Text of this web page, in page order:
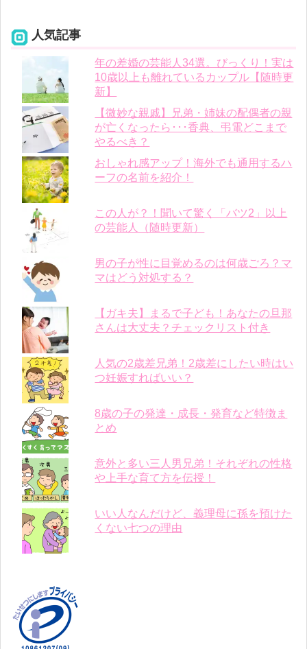
人気記事
年の差婚の芸能人34選。びっくり！実は
10歳以上も離れているカップル【随時更
新】
【微妙な親戚】兄弟・姉妹の配偶者の親
が亡くなったら･･･香典、弔電どこまで
やるべき？
おしゃれ感アップ！海外でも通用するハ
ーフの名前を紹介！
この人が？！聞いて驚く「バツ2」以上
の芸能人（随時更新）
男の子が性に目覚めるのは何歳ごろ？マ
マはどう対処する？
【ガキ夫】まるで子ども！あなたの旦那
さんは大丈夫？チェックリスト付き
人気の2歳差兄弟！2歳差にしたい時はい
つ妊娠すればいい？
8歳の子の発達・成長・発育など特徴ま
とめ
意外と多い三人男兄弟！それぞれの性格
や上手な育て方を伝授！
いい人なんだけど、義理母に孫を預けた
くない七つの理由